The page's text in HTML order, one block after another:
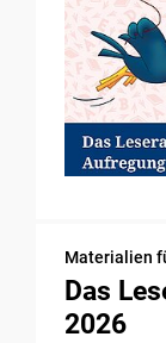
Materialien
Das
2026